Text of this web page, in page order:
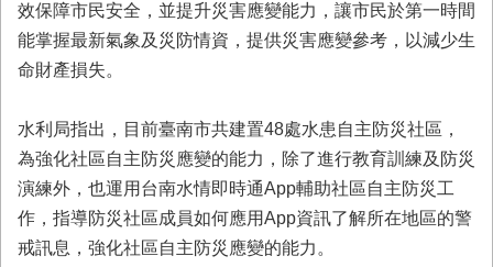
業
務
專
便
民
服
務
網
效保障市民安全，並提升災害應變能力，讓市民於第一時間
能掌握最新氣象及災防情資，提供災害應變參考，以減少生
命財產損失。
水利局指出，目前臺南市共建置48處水患自主防災社區，
為強化社區自主防災應變的能力，除了進行教育訓練及防災
演練外，也運用台南水情即時通App輔助社區自主防災工
作，指導防災社區成員如何應用App資訊了解所在地區的警
戒訊息，強化社區自主防災應變的能力。